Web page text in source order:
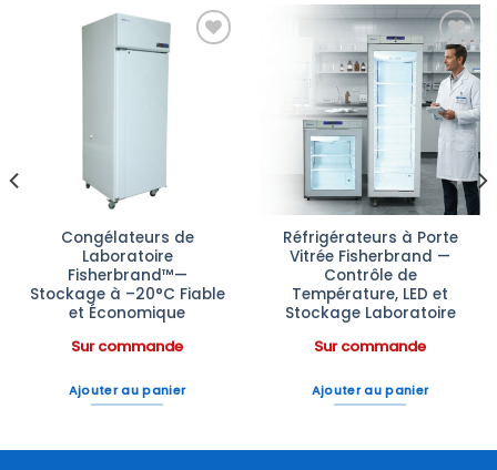
Congélateurs de
Laboratoire
Fisherbrand™—
Stockage à –20°C Fiable
et Économique
Sur commande
Ajouter au panier
Ajouter
à la liste
d’envies
Réfrigérateurs à Porte
Vitrée Fisherbrand —
Contrôle de
Température, LED et
Stockage Laboratoire
Sur commande
Ajouter au panier